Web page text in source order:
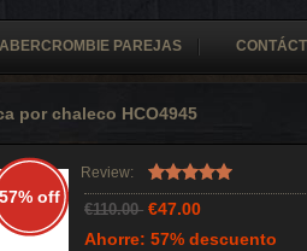
ABERCROMBIE PAREJAS
por chaleco HCO4945
57% off
Review:
€110.00 €47.00
Ahorre: 57% descuento